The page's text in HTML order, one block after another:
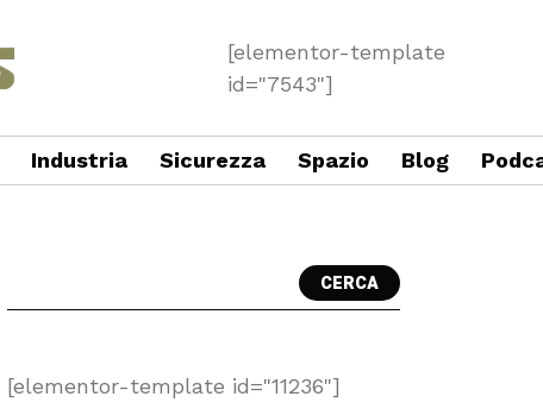
[elementor-template
id="7543"]
Industria Sicurezza Spazio Blog
CERCA
[elementor-template id="11236"]